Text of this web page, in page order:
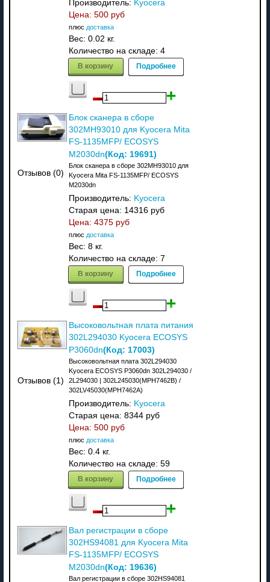
Производитель: Kyocera
Цена: 500 руб
плюс доставка
Вес: 0.02 кг.
Количество на складе: 4
В корзину Подробнее
Отзывов (0)
Блок сканера в сборе
302MH93010 для Kyocera Mita
FS-1135MFP/ ECOSYS
M2030dn(Код: 19691)
Блок сканера в сборе 302MH93010 для
Kyocera Mita FS-1135MFP/ ECOSYS
M2030dn
Производитель: Kyocera
Старая цена: 14316 руб
Цена: 4375 руб
плюс доставка
Вес: 8 кг.
Количество на складе: 7
В корзину Подробнее
Отзывов (1)
Высоковольтная плата питания
302L294030 Kyocera ECOSYS
P3060dn(Код: 17003)
Высоковольтная плата 302L294030
Kyocera ECOSYS P3060dn 302L294030 /
2L294030 | 302L245030(MPH7462B) /
302LV45030(MPH7462A)
Производитель: Kyocera
Старая цена: 8344 руб
Цена: 500 руб
плюс доставка
Вес: 0.4 кг.
Количество на складе: 59
В корзину Подробнее
Вал регистрации в сборе
302HS94081 для Kyocera Mita
FS-1135MFP/ ECOSYS
M2030dn(Код: 19636)
Вал регистрации в сборе 302HS94081